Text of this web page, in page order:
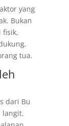
yang
Bukan
fisik,
tua.
dari Bu
langit.